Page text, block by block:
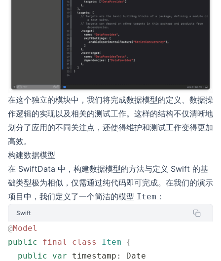
在这个独立的模块中，我们将完成数据模型的定义、数据操
作逻辑的实现以及相关的测试工作。这样的结构不仅清晰地
划分了应用的不同关注点，还使得维护和测试工作变得更加
高效。
构建数据模型
在 SwiftData 中，构建数据模型的方法与定义 Swift 的基
础类型极为相似，仅需通过纯代码即可完成。在我们的演示
项目中，我们定义了一个简洁的模型 Item ：
Swift
@Model
public final class Item {
  public
var timestamp: Date